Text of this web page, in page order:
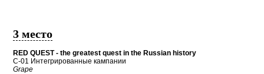
3 место
RED QUEST - the greatest quest in the Russian history
C-01 Интегрированные кампании
Grape